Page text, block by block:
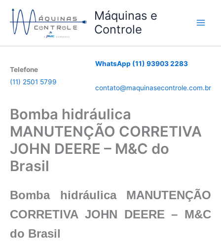
para
Máquinas e
Controle
Telefone
(11) 2501 5799
WhatsApp (11) 93903 2283
contato@maquinasecontrole.com.br
Bomba hidráulica
MANUTENÇÃO CORRETIVA
JOHN DEERE – M&C do
Brasil
Bomba hidráulica MANUTENÇÃO
CORRETIVA JOHN DEERE – M&C
do Brasil